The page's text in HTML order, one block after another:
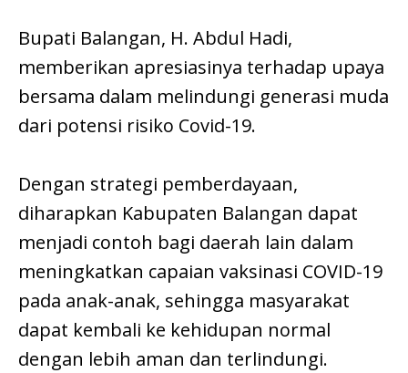
Bupati Balangan, H. Abdul Hadi,
memberikan apresiasinya terhadap upaya
bersama dalam melindungi generasi muda
dari potensi risiko Covid-19.
Dengan strategi pemberdayaan,
diharapkan Kabupaten Balangan dapat
menjadi contoh bagi daerah lain dalam
meningkatkan capaian vaksinasi COVID-19
pada anak-anak, sehingga masyarakat
dapat kembali ke kehidupan normal
dengan lebih aman dan terlindungi.